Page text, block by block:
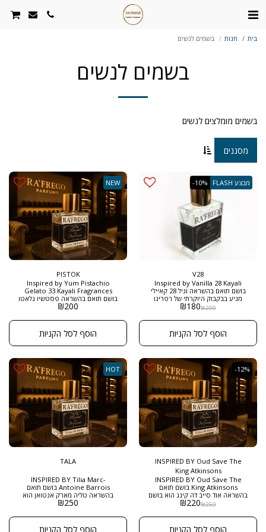
בית חנות בשמים לנשים
בשמים לנשים
בשמים מומלצים לנשים
מסננים
מבצע FLASH -10%
V28
Inspired by Vanilla 28 Kayali
בושם תואם בהשראה וניל 28 קאיילי
מגיע בבקבוק היוקרתי של רפריגו
בגודל 50 מ"ל ניחוח מסקי מזרחי ,
₪200
₪180
הוסף לסל הקניות
NEW
PISTOK
Inspired by Yum Pistachio
Gelato 33 Kayali Fragrances
בושם תואם בהשראה פסטשיו גלאטו
מצליח ללכוד בצורה מושלמת את
קינוח איטלקי קלאסי, תוך שמירה על
אלגנטיות וקורטוב של תחכום. מגיע
מ"ל
₪200
הוסף לסל הקניות
-12%
INSPIRED BY Oud Save The
King Atkinsons
INSPIRED BY Oud Save The
King Atkinsons בושם תואם
בהשראה אוד סייב דה קינג הוא בושם
יוניסקס אלגנטי ומעודן, המשלב בין
זהו ניחוח יוקרתי, חושני ומלכותי, עם
נגיעות רכות של תה ארל גריי ותווים
₪250
₪220
הוסף לסל הקניות
HOT
TALA
INSPIRED BY Tilia Marc-
Antoine Barrois בושם תואם
בהשראה טליה מארק אנטואן הוא
בושם הרמוני ומעודן, שמתאים למי
ורכים, עם טוויסט עצי מודרני
שמעניק לו עמידות ויוקרה. הוא משדר
₪250
הוסף לסל הקניות